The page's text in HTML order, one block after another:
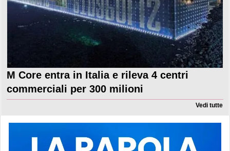
M Core entra in Italia e rileva 4 centri
commerciali per 300 milioni
Vedi tutte